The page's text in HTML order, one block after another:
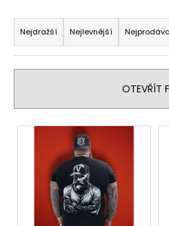
Ř
a
z
e
í
p
Nejdražší Nejlevnější
OTEVŘÍT
V
D
o
p
o
č
u